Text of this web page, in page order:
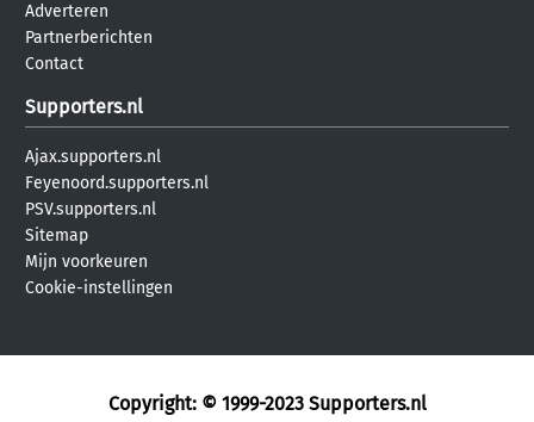
Adverteren
Partnerberichten
Contact
Supporters.nl
Ajax.supporters.nl
Feyenoord.supporters.nl
PSV.supporters.nl
Sitemap
Mijn voorkeuren
Cookie-instellingen
Copyright: © 1999-2023 Supporters.nl